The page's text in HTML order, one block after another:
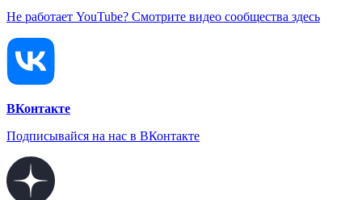
Не работает YouTube? Смотрите видео сообщества здесь
ВКонтакте
Подписывайся на нас в ВКонтакте